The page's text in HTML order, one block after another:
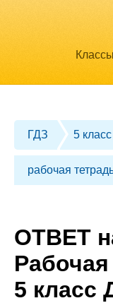
Классы
ГДЗ 5 класс
рабочая
ОТВЕТ
5 класс